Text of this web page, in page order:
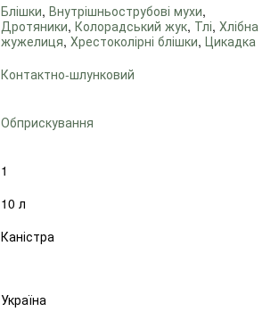
Блішки, Внутрішньострубові мухи,
Дротяники, Колорадський жук, Тлі, Хлібна
жужелиця, Хрестоколірні блішки, Цикадка
Контактно-шлунковий
Обприскування
1
10 л
Каністра
Україна